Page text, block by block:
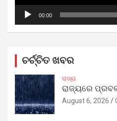
00:00
ଚର୍ଚ୍ଚିତ ଖବର
ରାଜ୍ୟ
ରାଜ୍ୟରେ ପ୍ରବଳ
August 6, 2026